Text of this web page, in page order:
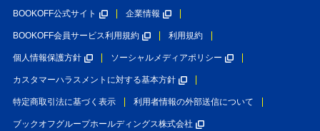
BOOKOFF公式サイト 企業情報
BOOKOFF会員サービス利用規約 利用規約
個人情報保護方針 ソーシャルメディアポリシー
カスタマーハラスメントに対する基本方針
特定商取引法に基づく表示 利用者情報の外部送信について
ブックオフグループホールディングス株式会社